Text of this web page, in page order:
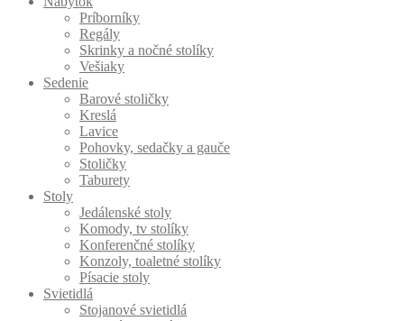
Príborníky
Regály
Skrinky a nočné stolíky
Vešiaky
Sedenie
Barové stoličky
Kreslá
Lavice
Pohovky, sedačky a gauče
Stoličky
Taburety
Stoly
Jedálenské stoly
Komody, tv stolíky
Konferenčné stolíky
Konzoly, toaletné stolíky
Písacie stoly
Svietidlá
Stojanové svietidlá